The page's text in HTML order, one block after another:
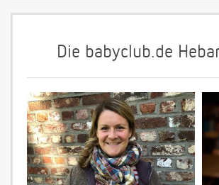
Die babyclub.de